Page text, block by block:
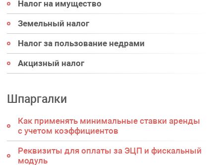
Налог на имущество
Земельный налог
Налог за пользование недрами
Акцизный налог
Шпаргалки
Как применять минимальные ставки аренды
с учетом коэффициентов
Реквизиты для оплаты за ЭЦП и фискальный
модуль